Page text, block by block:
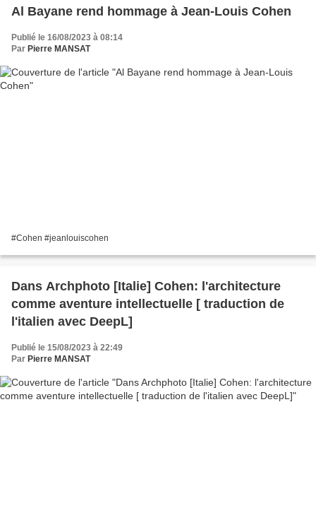
Al Bayane rend hommage à Jean-Louis Cohen
Publié le 16/08/2023 à 08:14
Par Pierre MANSAT
#Cohen #jeanlouiscohen
Dans Archphoto [Italie] Cohen: l'architecture
comme aventure intellectuelle [ traduction de
l'italien avec DeepL]
Publié le 15/08/2023 à 22:49
Par Pierre MANSAT